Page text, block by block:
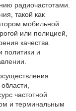
радиочастотами.
такой как
мобильной
или полицией,
качества
политики и
частотной
и терминальным